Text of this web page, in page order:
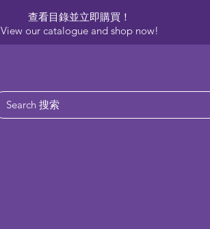
查看目錄並立即購買！​
View our catalogue and shop now!